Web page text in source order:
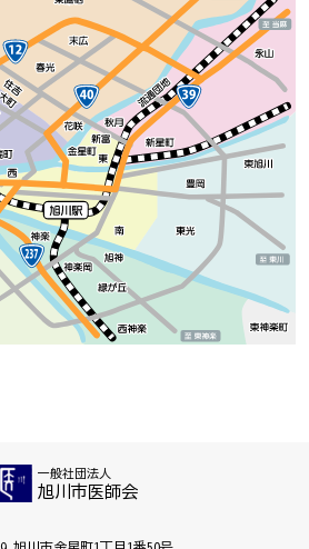
一般社団法人
旭川市医師会